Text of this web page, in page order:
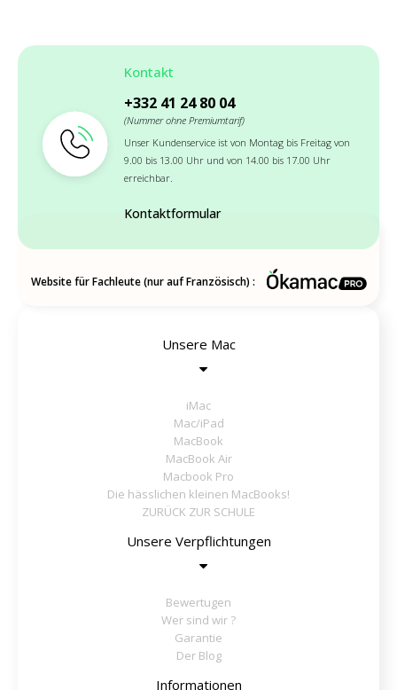
Kontakt
+332 41 24 80 04
(Nummer ohne Premiumtarif)
Unser Kundenservice ist von Montag bis Freitag von
9.00 bis 13.00 Uhr und von 14.00 bis 17.00 Uhr
erreichbar.
Kontaktformular
Website für Fachleute (nur auf Französisch) :
Unsere Mac
iMac
Mac/iPad
MacBook
MacBook Air
Macbook Pro
Die hässlichen kleinen MacBooks!
ZURÜCK ZUR SCHULE
Unsere Verpflichtungen
Bewertugen
Wer sind wir ?
Garantie
Der Blog
Informationen